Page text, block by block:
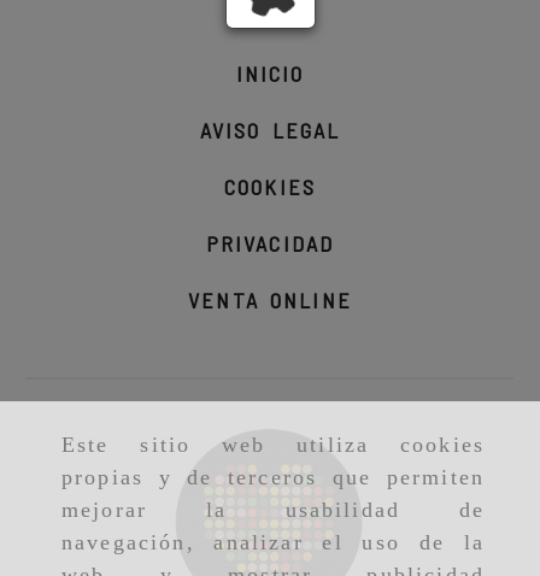
Este sitio web utiliza cookies
propias y de terceros que permiten
mejorar la usabilidad de
navegación, analizar el uso de la
INICIO
AVISO LEGAL
COOKIES
PRIVACIDAD
VENTA ONLINE